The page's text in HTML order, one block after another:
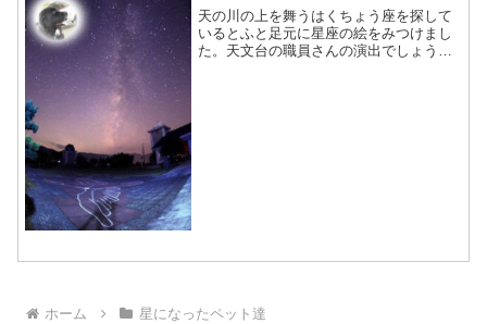
天の川の上を舞うはくちょう座を探して
いるとふと足元に星座の絵をみつけまし
た。天文台の職員さんの演出でしょう
ホーム 星になったペット達